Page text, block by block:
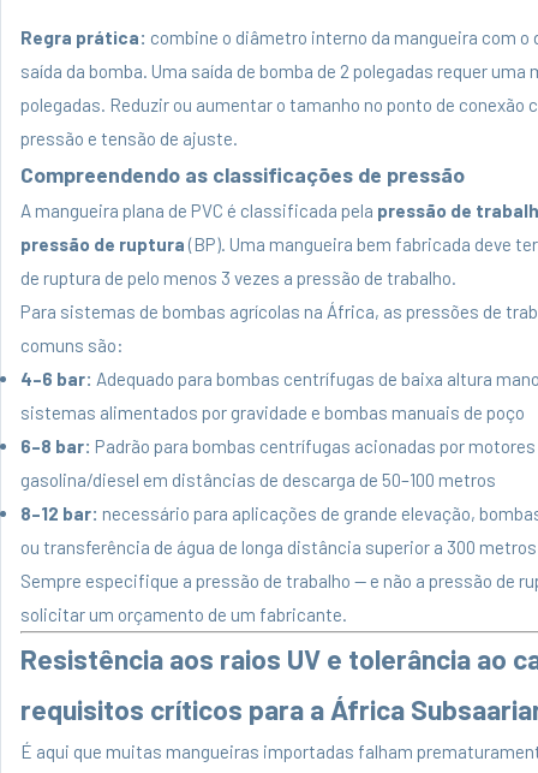
Regra prática: combine o diâmetro interno da mangueira com o
saída da bomba. Uma saída de bomba de 2 polegadas requer uma
polegadas. Reduzir ou aumentar o tamanho no ponto de conexão
pressão e tensão de ajuste.
Compreendendo as classificações de pressão
A mangueira plana de PVC é classificada pela pressão de
pressão de ruptura (BP). Uma mangueira bem fabricada deve
de ruptura de pelo menos 3 vezes a pressão de trabalho.
Para sistemas de bombas agrícolas na África, as pressões de
comuns são:
4–6 bar: Adequado para bombas centrífugas de baixa altura
sistemas alimentados por gravidade e bombas manuais de poço
6–8 bar: Padrão para bombas centrífugas acionadas por motores
gasolina/diesel em distâncias de descarga de 50–100 metros
8–12 bar: necessário para aplicações de grande elevação,
ou transferência de água de longa distância superior a 300 metros
Sempre especifique a pressão de trabalho — e não a pressão de
solicitar um orçamento de um fabricante.
Resistência aos raios UV e tolerância ao
requisitos críticos para a África
É aqui que muitas mangueiras importadas falham